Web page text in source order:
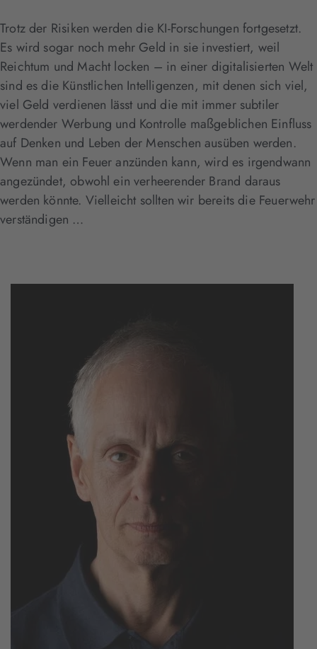
Trotz der Risiken werden die KI-Forschungen fortgesetzt.
Es wird sogar noch mehr Geld in sie investiert, weil
Reichtum und Macht locken – in einer digitalisierten Welt
sind es die Künstlichen Intelligenzen, mit denen sich viel,
viel Geld verdienen lässt und die mit immer subtiler
werdender Werbung und Kontrolle maßgeblichen Einfluss
auf Denken und Leben der Menschen ausüben werden.
Wenn man ein Feuer anzünden kann, wird es irgendwann
angezündet, obwohl ein verheerender Brand daraus
werden könnte. Vielleicht sollten wir bereits die Feuerwehr
verständigen …